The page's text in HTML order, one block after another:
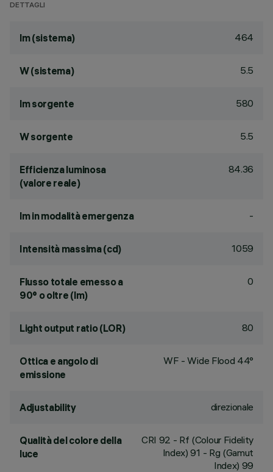
DETTAGLI
lm (sistema) 464
W (sistema) 5.5
lm sorgente 580
W sorgente 5.5
Efficienza luminosa
(valore reale)
84.36
lm in modalità emergenza -
Intensità massima (cd) 1059
Flusso totale emesso a
90° o oltre (lm)
0
Light output ratio (LOR) 80
Ottica e angolo di
emissione
WF - Wide Flood 44°
Adjustability direzionale
Qualità del colore della
luce
CRI 92 - Rf (Colour Fidelity
Index) 91 - Rg (Gamut
Index) 99